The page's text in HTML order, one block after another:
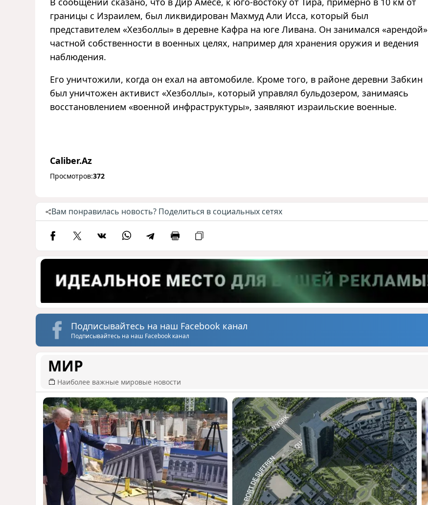
границы с Израилем, был ликвидирован Махмуд Али Исса, который был
представителем «Хезболлы» в деревне Кафра на юге Ливана. Он занимался «арендой»
частной собственности в военных целях, например для хранения оружия и ведения
наблюдения.
Его уничтожили, когда он ехал на автомобиле. Кроме того, в районе деревни Забкин
был уничтожен активист «Хезболлы», который управлял бульдозером, занимаясь
восстановлением «военной инфраструктуры», заявляют израильские военные.
Caliber.Az
Просмотров:372
Вам понравилась новость? Поделиться в социальных сетях
Подписывайтесь на наш Facebook канал
Подписывайтесь на наш Facebook канал
МИР
Наиболее важные мировые новости